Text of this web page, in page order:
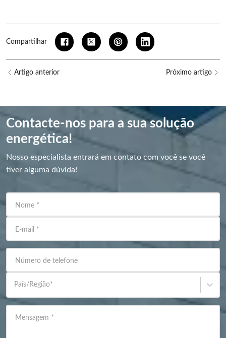
Compartilhar
Artigo anterior Próximo artigo
Contacte-nos para a sua solução
energética!
Nosso especialista entrará em contato com você se você
tiver alguma dúvida!
Nome *
E-mail *
Número de telefone
País/Região*
Mensagem *